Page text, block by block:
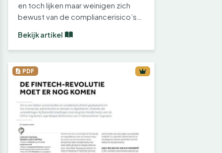
en toch lijken maar weinigen zich
bewust van de compliancerisico’s…
Bekijk artikel
PDF